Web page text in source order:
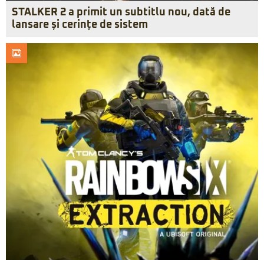
STALKER 2 a primit un subtitlu nou, dată de
lansare și cerințe de sistem